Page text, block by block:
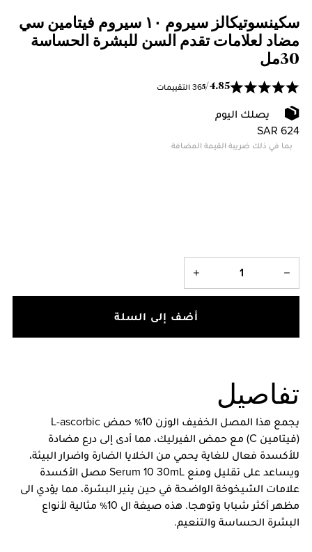
سكينسوتيكالز سيروم ١٠ سيروم فيتامين سي
مضاد لعلامات تقدم السن للبشرة الحساسة
30مل
4.85
/
536 التقييمات
يصلك اليوم
SAR 624
بما في ذلك ضريبة القيمة المضافة
أضف إلى السلة
تفاصيل
يجمع هذا المصل الخفيف الوزن 10٪ حمض L-ascorbic
(فيتامين C) مع حمض الفيرليك، مما أدى إلى درع مضادة
للأكسدة فعال للغاية يحمي من الخلايا الضارة واضرار البيئة،
ويساعد على تقليل ومنع Serum 10 30mL مصل الأكسدة
علامات الشيخوخة الواضحة في حين ينير البشرة، مما يؤدي الى
مظهر أكثر شبابا وتوهجا. هذه صيغة ال 10٪ مثالية لأنواع
البشرة الحساسة والتنعيم.